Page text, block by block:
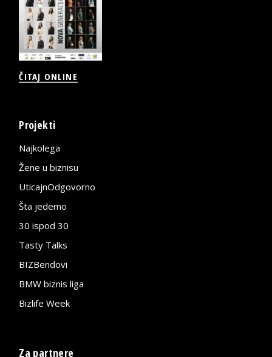
ČITAJ ONLINE
Projekti
Najkolega
Žene u biznisu
UticajnOdgovorno
Šta jedemo
30 ispod 30
Tasty Talks
BIZBendovi
BMW biznis liga
Bizlife Week
Za partnere